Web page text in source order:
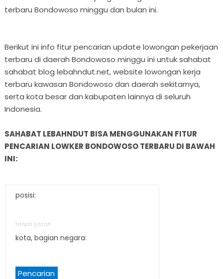
terbaru Bondowoso minggu dan bulan ini.
Berikut ini info fitur pencarian update lowongan pekerjaan
terbaru di daerah Bondowoso minggu ini untuk sahabat
sahabat blog lebahndut.net, website lowongan kerja
terbaru kawasan Bondowoso dan daerah sekitarnya,
serta kota besar dan kabupaten lainnya di seluruh
Indonesia.
SAHABAT LEBAHNDUT BISA MENGGUNAKAN FITUR
PENCARIAN LOWKER BONDOWOSO TERBARU DI BAWAH
INI:
posisi:
tanpa ijazah
kota, bagian negara:
Pencarian